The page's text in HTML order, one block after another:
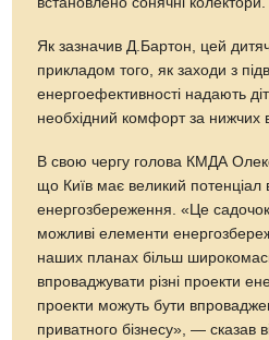
Як зазначив Д.Бартон, цей
прикладом того, як заходи з
енергоефективності надають
необхідний комфорт за нижчих
В свою чергу голова КМДА
що Київ має великий потенціал
енергозбереження. «Це садочок
можливі елементи
наших планах більш
впроваджувати різні проекти
проекти можуть бути
приватного бізнесу», — сказав